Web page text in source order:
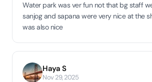
Water park was ver fun not that bg staff
sanjog and sapana were very nice at the
was also nice
Haya S
Nov 29, 2025